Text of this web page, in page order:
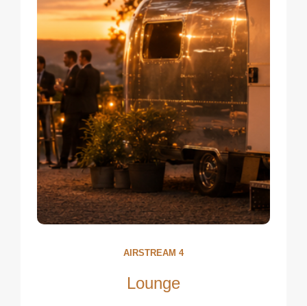
AIRSTREAM 4
Lounge